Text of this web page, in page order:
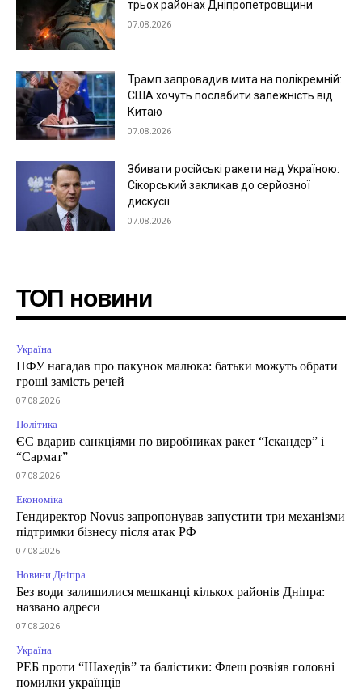
трьох районах Дніпропетровщини
07.08.2026
Трамп запровадив мита на полікремній:
США хочуть послабити залежність від
Китаю
07.08.2026
Збивати російські ракети над Україною:
Сікорський закликав до серйозної
дискусії
07.08.2026
ТОП новини
Україна
ПФУ нагадав про пакунок малюка: батьки можуть обрати
гроші замість речей
07.08.2026
Політика
ЄС вдарив санкціями по виробниках ракет “Іскандер” і
“Сармат”
07.08.2026
Економіка
Гендиректор Novus запропонував запустити три механізми
підтримки бізнесу після атак РФ
07.08.2026
Новини Дніпра
Без води залишилися мешканці кількох районів Дніпра:
названо адреси
07.08.2026
Україна
РЕБ проти “Шахедів” та балістики: Флеш розвіяв головні
помилки українців